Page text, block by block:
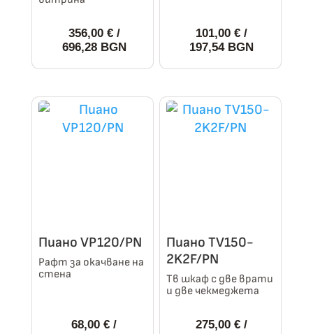
356,00 € /
696,28 BGN
product
has
multiple
chosen
on
the
101,00€ /
197,54 BGN
product
has
multiple
chosen
on
the
product
Пиано VP120/PN
Рафт за окачване на
стена
68,00€ /
Пиано TV150-
2K2F/PN
Тв шкаф с две врати
и две чекмеджета
275,00€ /